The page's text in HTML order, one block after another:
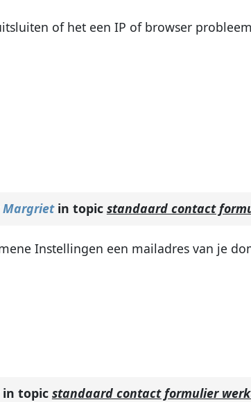
of het een IP of browser
Margrietin topic standaard contact
Instellingen een mailadres van je
in topic standaard contact formulier